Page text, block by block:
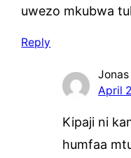
uwezo mkubwa
Reply
Jonas
April
Kipaji ni
humfaa